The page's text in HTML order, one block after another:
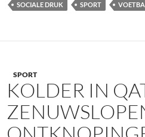
SOCIALE DRUK
SPORT
SPORT
KOLDER IN